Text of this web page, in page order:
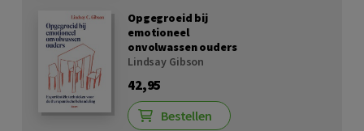
Opgegroeid bij
emotioneel
onvolwassen ouders
Lindsay Gibson
42,95
Bestellen